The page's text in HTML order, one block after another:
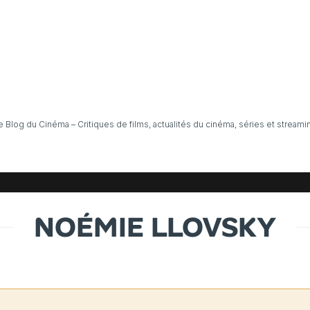
Blog du Cinéma – Critiques de films, actualités du cinéma, séries et
NOÉMIE LLOVSKY